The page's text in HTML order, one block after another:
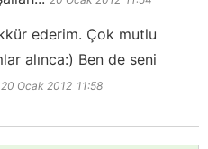
ederim. Çok mutlu
alınca:) Ben de seni
20 Ocak 2012 11:58